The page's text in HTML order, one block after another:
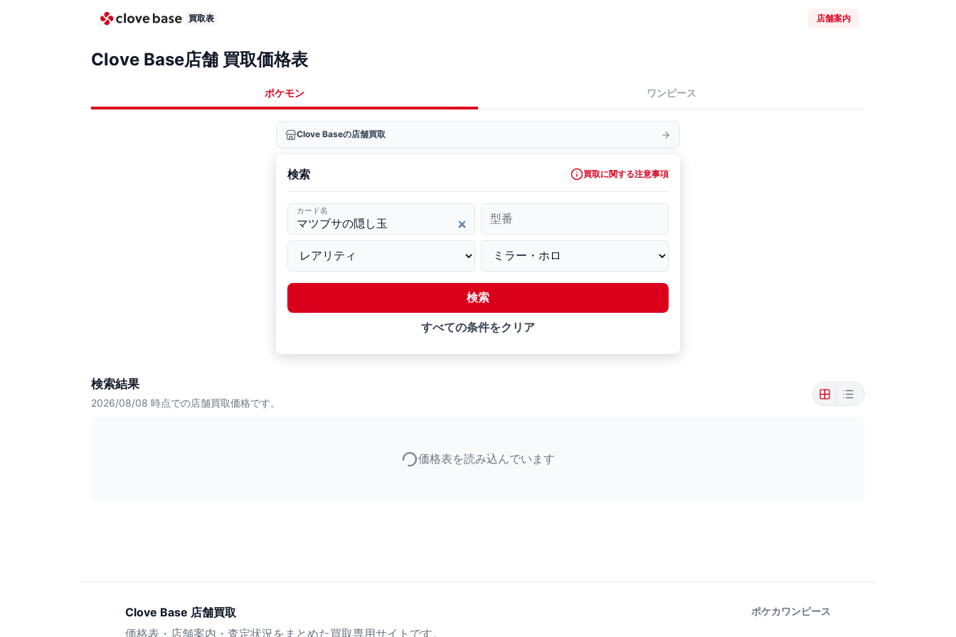
買取表 店舗案内
Clove Base店舗 買取価格表
ポケモン ワンピース
Clove Baseの店舗買取
検索 買取に関する注意事項
カード名
型番
検索
すべての条件をクリア
検索結果
2026/08/08 時点での店舗買取価格です。
価格表を読み込んでいます
Clove Base 店舗買取
価格表・店舗案内・査定状況をまとめた買取専用サイトです。
ポケカワンピース